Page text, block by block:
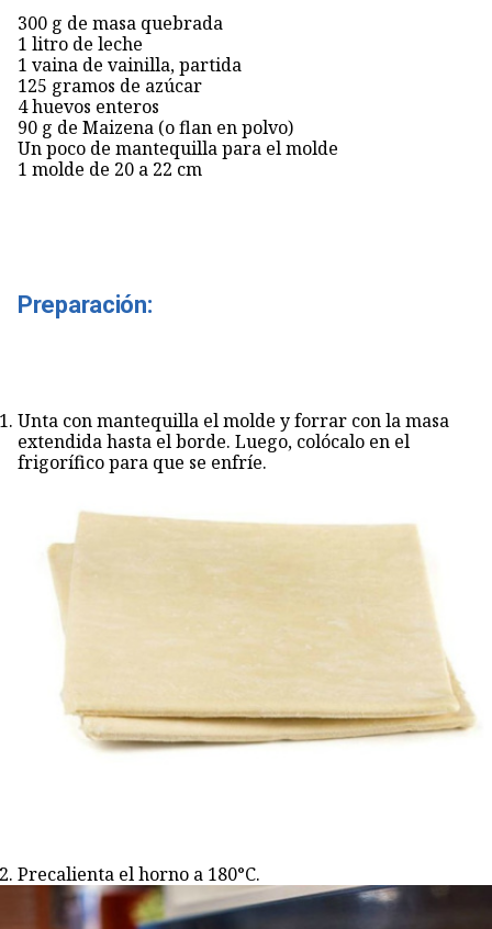
300 g de masa quebrada
1 litro de leche
1 vaina de vainilla, partida
125 gramos de azúcar
4 huevos enteros
90 g de Maizena (o flan en polvo)
Un poco de mantequilla para el molde
1 molde de 20 a 22 cm
Preparación:
Unta con mantequilla el molde y forrar con la masa
extendida hasta el borde. Luego, colócalo en el
frigorífico para que se enfríe.
Precalienta el horno a 180°C.